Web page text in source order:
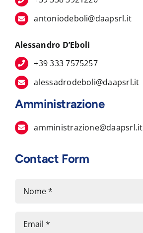
antoniodeboli@daapsrl.it
Alessandro D’Eboli
+39 333 7575257
alessadrodeboli@daapsrl.it
Amministrazione
amministrazione@daapsrl.it
Contact Form